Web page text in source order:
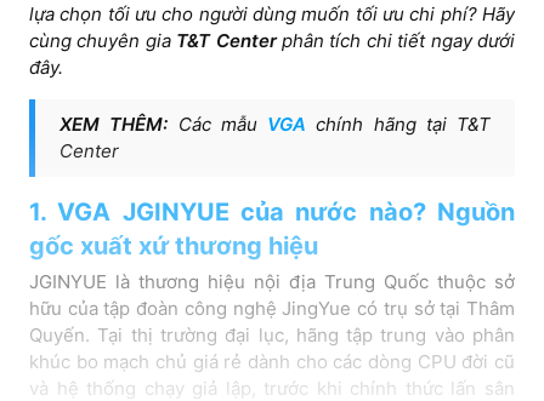
lựa chọn tối ưu cho người dùng muốn tối ưu chi phí? Hãy
cùng chuyên gia T&T Centerphân tích chi tiết ngay dưới
đây.
XEM THÊM: Các mẫu VGA chính hãng tại T&T
Center
1. VGA JGINYUE của nước nào? Nguồn
gốc xuất xứ thương hiệu
JGINYUE là thương hiệu nội địa Trung Quốc thuộc sở
hữu của tập đoàn công nghệ JingYue có trụ sở tại Thâm
Quyến. Tại thị trường đại lục, hãng tập trung vào phân
khúc bo mạch chủ giá rẻ dành cho các dòng CPU đời cũ
và hệ thống chạy giả lập, trước khi chính thức lấn sân